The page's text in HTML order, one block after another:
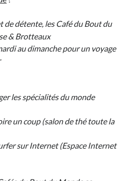
de détente, les Café du Bout du
& Brotteaux
au dimanche pour un voyage
les spécialités du monde
un coup (salon de thé toute la
sur Internet (Espace Internet